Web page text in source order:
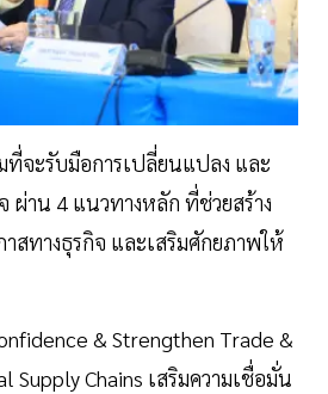
จะรับมือการเปลี่ยนแปลง และ
ผ่าน 4 แนวทางหลัก ที่ช่วยสร้าง
สทางธุรกิจ และเสริมศักยภาพให้
& Strengthen Trade &
Supply Chains เสริมความเชื่อมั่น